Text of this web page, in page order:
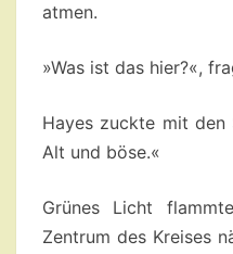
atmen.
»Was ist das hier?«,
Hayes zuckte mit den
Alt und böse.«
Grünes Licht
Zentrum des Kreises